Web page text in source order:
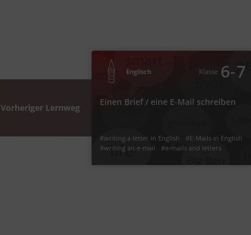
Vorheriger Lernweg
Englisch Klasse 6‐7
Einen Brief / eine E-Mail schreiben
#writing a letter in English
#E-Mails in English
#writing an e-mail
#e-mails and letters
#writng skills
Englisch zu